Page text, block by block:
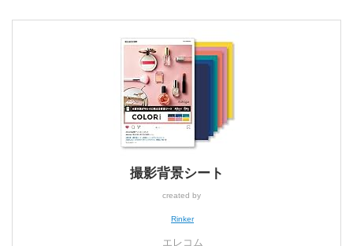
撮影背景シート
created by
Rinker
エレコム